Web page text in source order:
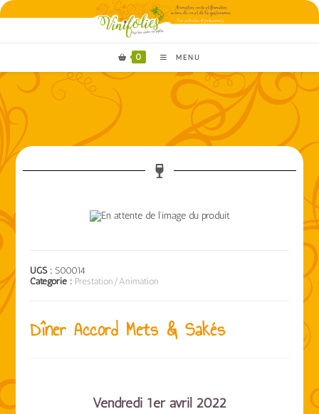
0 MENU
UGS :S00014
Catégorie : Prestation/Animation
Dîner Accord Mets & Sakés
Vendredi 1er avril 2022